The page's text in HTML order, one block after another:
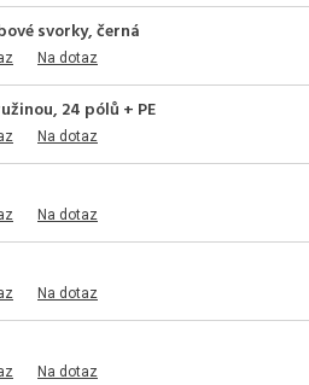
svorky, černá
Na dotaz
24 pólů + PE
Na dotaz
Na dotaz
Na dotaz
Na dotaz